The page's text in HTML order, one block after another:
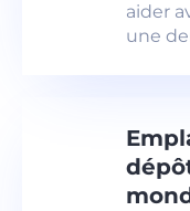
aider
une